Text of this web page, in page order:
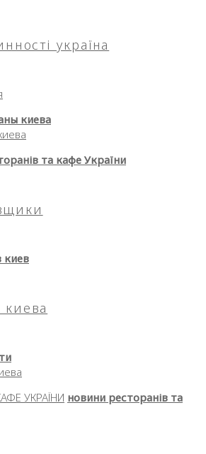
україна
киева
та кафе України
киев
киева
УКРАЇНИ новини ресторанів та